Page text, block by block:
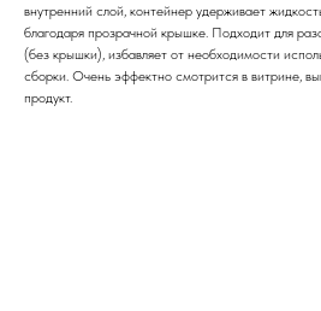
внутренний слой, контейнер удерживает
благодаря прозрачной крышке. Подходит для
(без крышки), избавляет от необходимости
сборки. Очень эффектно смотрится в витрине,
продукт.